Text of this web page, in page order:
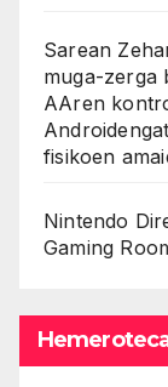
Sarean
muga-zerga
AAren
fisikoen
Nintendo
Gaming